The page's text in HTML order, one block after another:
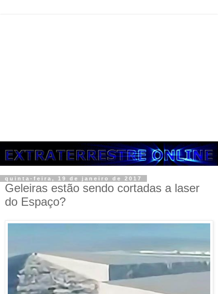
quinta-feira, 19 de janeiro de 2017
Geleiras estão sendo cortadas a laser
do Espaço?